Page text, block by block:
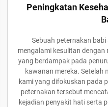
Peningkatan
Sebuah peternakan
mengalami kesulitan
yang berdampak pada
kawanan mereka. Setelah
kami yang difokuskan pada
peternakan tersebut
kejadian penyakit hati serta